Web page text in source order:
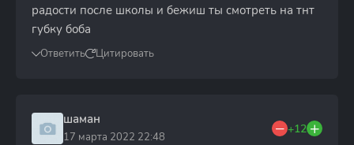
радости после школы и бежиш ты смотреть на тнт
губку боба
Ответить Цитировать
шаман
17 марта 2022 22:48
+12